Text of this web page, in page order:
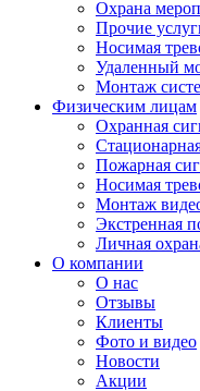
Охрана
Прочие
Носимая
Удаленный
Монтаж
Физическим лицам
Охранная
Пожарная
Носимая
Монтаж
Экстренная
Личная
О компании
О нас
Отзывы
Клиенты
Фото и видео
Новости
Акции